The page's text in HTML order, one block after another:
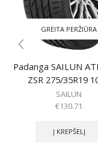
GREITA PERŽIŪRA
Padanga SAILUN
ZSR 275/35R19
SAILUN
€130.71
Į KREPŠELĮ